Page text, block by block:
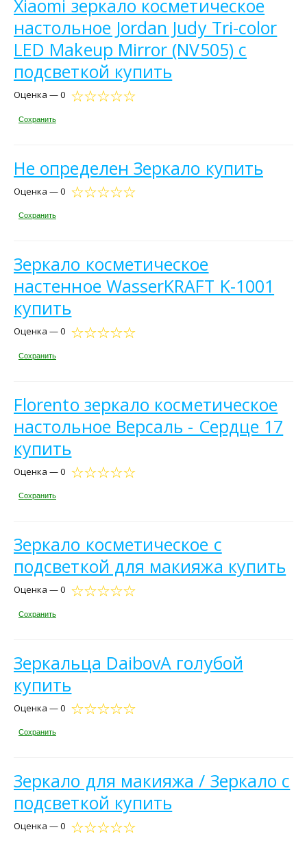
Xiaomi зеркало косметическое
настольное Jordan Judy Tri-color
LED Makeup Mirror (NV505) с
подсветкой купить
Оценка — 0
Сохранить
Не определен Зеркало купить
Оценка — 0
Сохранить
Зеркало косметическое
настенное WasserKRAFT K-1001
купить
Оценка — 0
Сохранить
Florento зеркало косметическое
настольное Версаль - Сердце 17
купить
Оценка — 0
Сохранить
Зеркало косметическое с
подсветкой для макияжа купить
Оценка — 0
Сохранить
Зеркальца DaibovA голубой
купить
Оценка — 0
Сохранить
Зеркало для макияжа / Зеркало с
подсветкой купить
Оценка — 0